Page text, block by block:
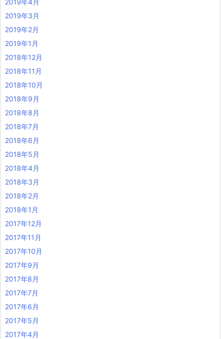
2019年3月
2019年2月
2019年1月
2018年12月
2018年11月
2018年10月
2018年9月
2018年8月
2018年7月
2018年6月
2018年5月
2018年4月
2018年3月
2018年2月
2018年1月
2017年12月
2017年11月
2017年10月
2017年9月
2017年8月
2017年7月
2017年6月
2017年5月
2017年4月